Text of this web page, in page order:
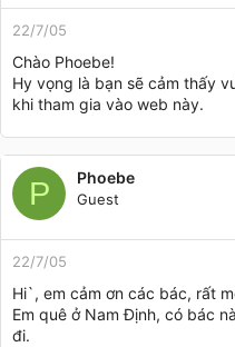
22/7/05
Chào Phoebe!
Hy vọng là bạn sẽ cảm thấy
khi tham gia vào web này.
P Phoebe
Guest
22/7/05
Hi`, em cảm ơn các bác, rất
Em quê ở Nam Định, có bác
đi.